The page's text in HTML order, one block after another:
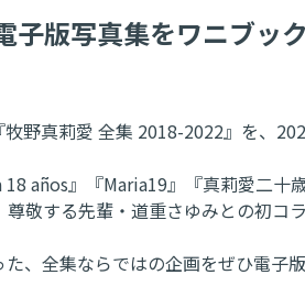
版写真集をワニブッ
野真莉愛 全集 2018-2022』を、
años』『Maria19』『真莉愛二
敬する先輩・道重さゆみとの初コ
、全集ならではの企画をぜひ電子